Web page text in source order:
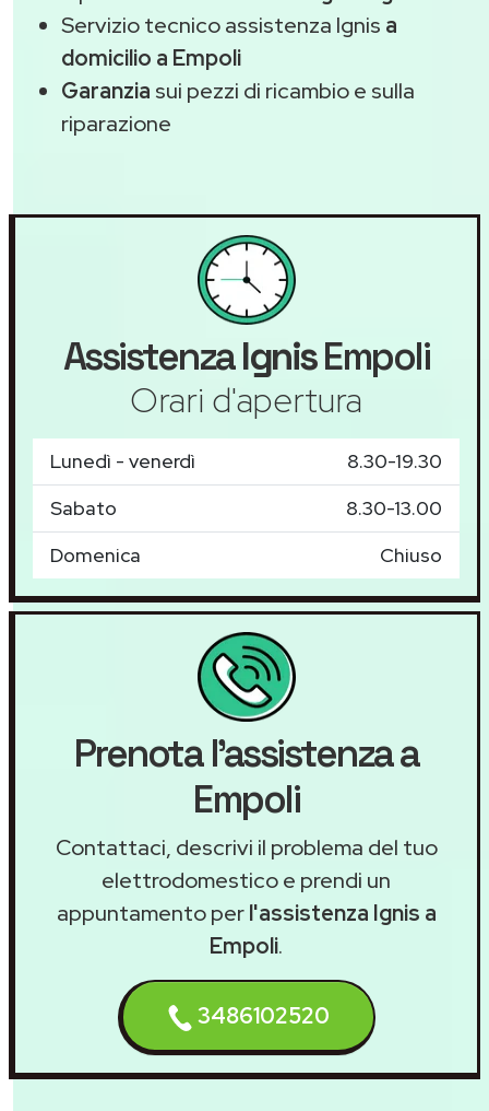
Servizio tecnico assistenza Ignis a
domicilio a Empoli
Garanzia sui pezzi di ricambio e sulla
riparazione
AssistenzaIgnisEmpoli
Orari d'apertura
Lunedì - venerdì
8.30-19.30
Sabato
8.30-13.00
Domenica
Chiuso
Prenota l'assistenza a
Empoli
Contattaci, descrivi il problema del tuo
elettrodomestico e prendi un
appuntamento perl'assistenza Ignis a
Empoli.
3486102520